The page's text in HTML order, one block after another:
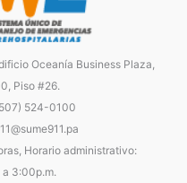
Oceanía Business Plaza,
Piso #26.
524-0100
Horario administrativo:
3:00p.m.